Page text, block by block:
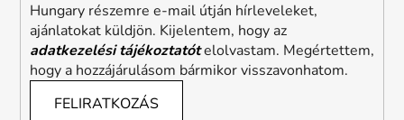
Hungary részemre e-mail útján hírleveleket,
ajánlatokat küldjön. Kijelentem, hogy az
adatkezelési tájékoztatótelolvastam. Megértettem,
hogy a hozzájárulásom bármikor visszavonhatom.
FELIRATKOZÁS